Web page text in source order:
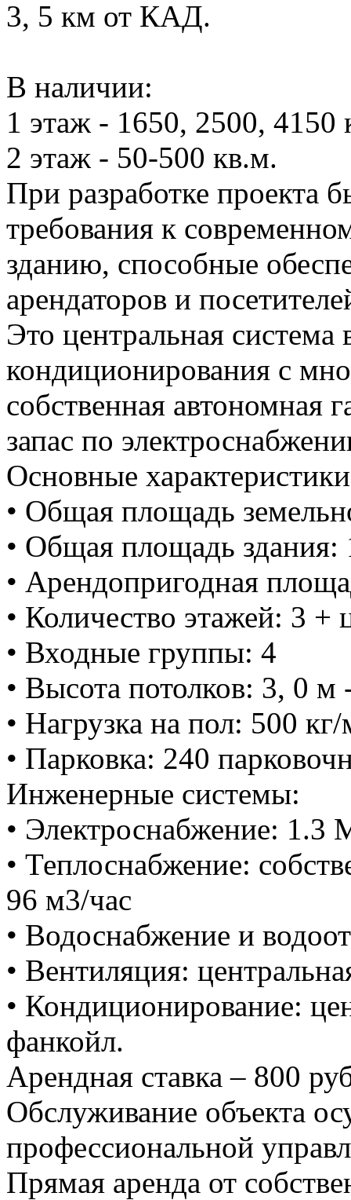
3, 5 км от КАД.
В наличии:
1 этаж - 1650, 2500, 4150
2 этаж - 50-500 кв.м.
При разработке проекта
требования к
зданию, способные
арендаторов и
Это центральная система
кондиционирования с
собственная автономная
запас по
Основные
• Общая площадь
• Общая площадь здания:
• Арендопригодная
• Количество этажей: 3 +
• Входные группы: 4
• Высота потолков: 3, 0 м
• Нагрузка на пол: 500
• Парковка: 240
Инженерные системы:
• Электроснабжение:
• Теплоснабжение:
96 м3/час
• Водоснабжение и
• Вентиляция:
• Кондиционирование:
фанкойл.
Арендная ставка – 800
Обслуживание объекта
профессиональной
Прямая аренда от